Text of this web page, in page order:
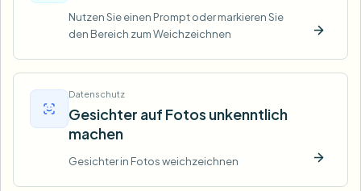
Nutzen Sie einen Prompt oder markieren Sie
den Bereich zum Weichzeichnen
Jetzt
Datenschutz
Gesichter auf Fotos unkenntlich
machen
Gesichter in Fotos weichzeichnen Jetzt